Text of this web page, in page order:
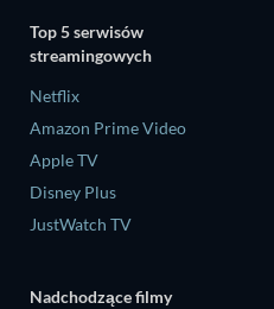
Top 5 serwisów
streamingowych
Netflix
Amazon Prime Video
Apple TV
Disney Plus
JustWatch TV
Nadchodzące filmy